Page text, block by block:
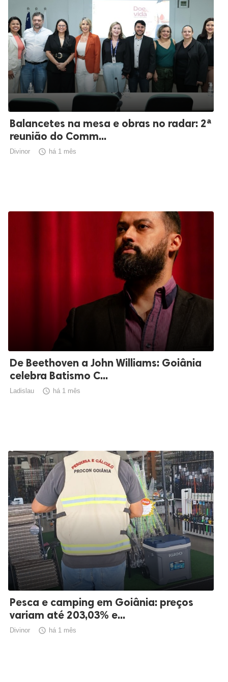
Balancetes na mesa e obras no radar: 2ª
reunião do Comm...
Divinor  há 1 mês
De Beethoven a John Williams: Goiânia
celebra Batismo C...
Ladislau  há 1 mês
Pesca e camping em Goiânia: preços
variam até 203,03% e...
Divinor  há 1 mês